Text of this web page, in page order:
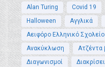
Alan Turing Covid 19
Halloween
Αγγλικά
Αειφόρο Ελληνικό Σχολείο
Ανακύκλωση
Ατζέντα
Διαγωνισμοί